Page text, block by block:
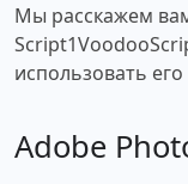
Мы расскажем
использовать
Adobe